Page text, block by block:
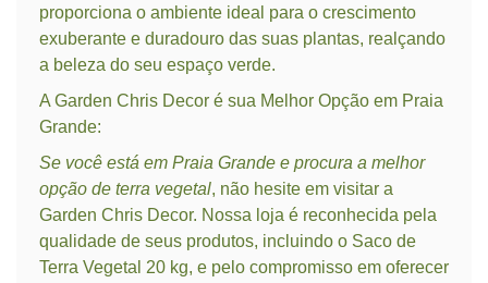
proporciona o ambiente ideal para o crescimento
exuberante e duradouro das suas plantas, realçando
a beleza do seu espaço verde.
A Garden Chris Decor é sua Melhor Opção em Praia
Grande:
Se você está em Praia Grande e procura a melhor
opção de terra vegetal, não hesite em visitar a
Garden Chris Decor. Nossa loja é reconhecida pela
qualidade de seus produtos, incluindo o Saco de
Terra Vegetal 20 kg, e pelo compromisso em oferecer